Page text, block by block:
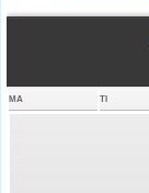
MA TI